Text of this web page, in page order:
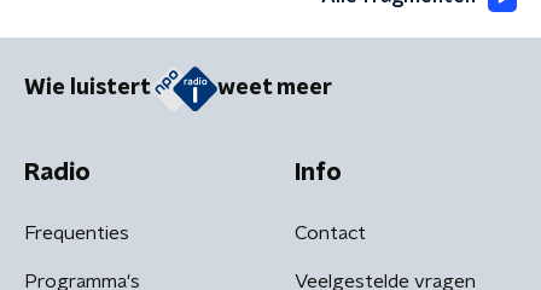
Wie luistert weet meer
Radio
Frequenties
Programma's
Info
Contact
Veelgestelde vragen